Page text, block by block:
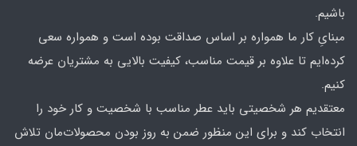
باشیم.
مبنایِ کار ما همواره بر اساس صداقت بوده است و همواره سعی
کرده‌ایم تا علاوه بر قیمت مناسب، کیفیت بالایی به مشتریان عرضه
کنیم.
معتقدیم هر شخصیتی باید عطر مناسب با شخصیت و کار خود را
انتخاب کند و برای این منظور ضمن به روز بودن محصولات‌مان تلاش